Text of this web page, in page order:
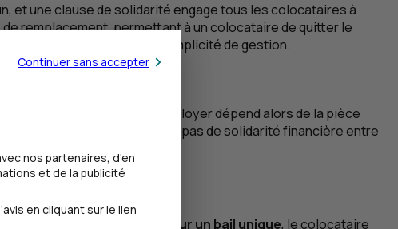
et une clause de solidarité engage tous les colocataires à
remplacement, permettant à un colocataire de quitter le
les propriétaires pour sa simplicité de gestion.
communs. Le montant du loyer dépend alors de la pièce
étant indépendant, il n’y a pas de solidarité financière entre
la procédure diffère. Pour un bail unique, le colocataire
Continuer sans accepter
nos partenaires, d'en
et de la publicité
en cliquant sur le lien